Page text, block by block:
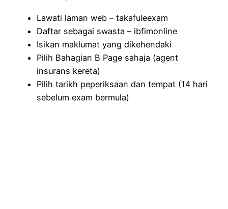
Lawati laman web – takafuleexam
Daftar sebagai swasta – ibfimonline
Isikan maklumat yang dikehendaki
Pilih Bahagian B Page sahaja (agent
insurans kereta)
Pilih tarikh peperiksaan dan tempat (14 hari
sebelum exam bermula)